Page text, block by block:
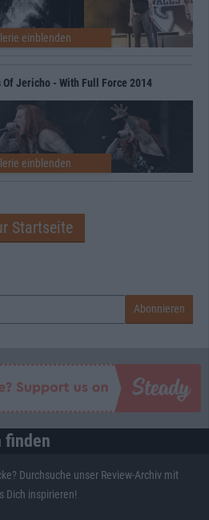
Jericho - With Full Force 2014
Startseite
finden
Durchsuche unser Review-Archiv mit
Dich inspirieren!